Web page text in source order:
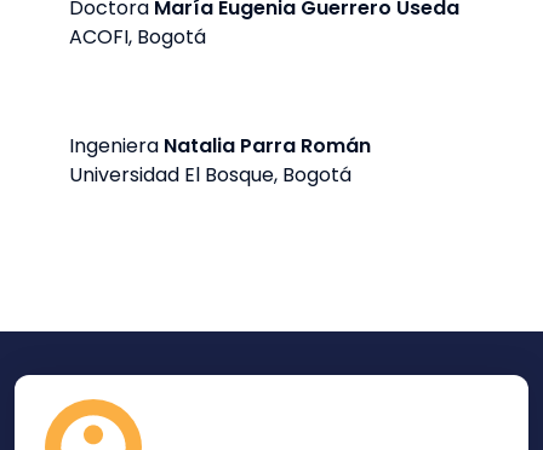
Doctora María Eugenia Guerrero Useda
ACOFI, Bogotá
Ingeniera Natalia Parra Román
Universidad El Bosque, Bogotá